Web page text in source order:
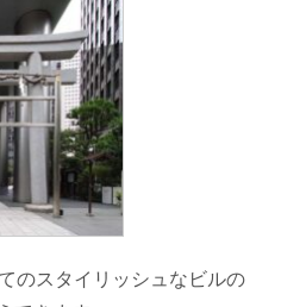
のスタイリッシュなビルの